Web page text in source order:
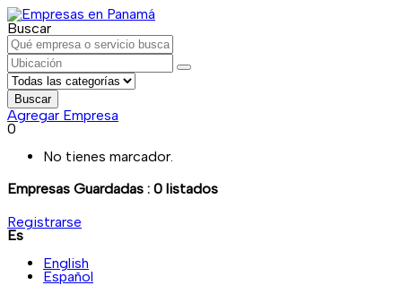
Buscar
Buscar
Agregar Empresa
0
No tienes marcador.
Empresas Guardadas : 0 listados
Registrarse
Es
English
Español